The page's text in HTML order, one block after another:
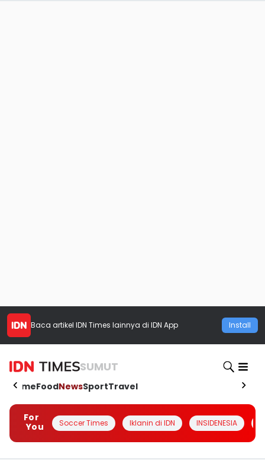
Baca artikel IDN Times lainnya di IDN App Install
SUMUT
HomeFoodNewsSportTravel
For
You
Soccer Times Iklanin di IDN INSIDENESIA